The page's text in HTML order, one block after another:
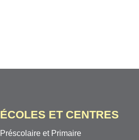
ÉCOLES ET CENTRES
Préscolaire et Primaire